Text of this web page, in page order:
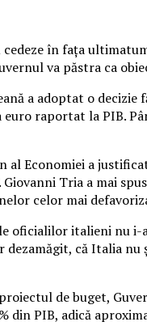
cedeze în faţa
va păstra ca
a adoptat o
euro raportat la PIB.
al Economiei a
Tria a mai
celor mai
oficialilor italieni nu
dezamăgit, că Italia
de buget,
din PIB, adică